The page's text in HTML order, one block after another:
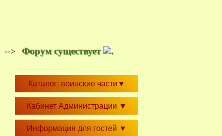
--> Форум существует .
Каталог: воинские части ▼
Кабинет Администрации ▼
Информация для гостей ▼